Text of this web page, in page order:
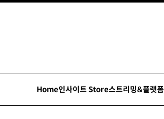
Home인사이트 Store스트리밍&플랫폼